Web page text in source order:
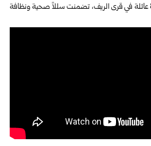
مساعدات لنحو 800 عائلة في قرى الريف، تضمنت سللاً صحية ونظافة